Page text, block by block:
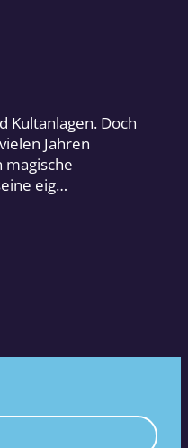
Kultanlagen. Doch
Jahren
eig…